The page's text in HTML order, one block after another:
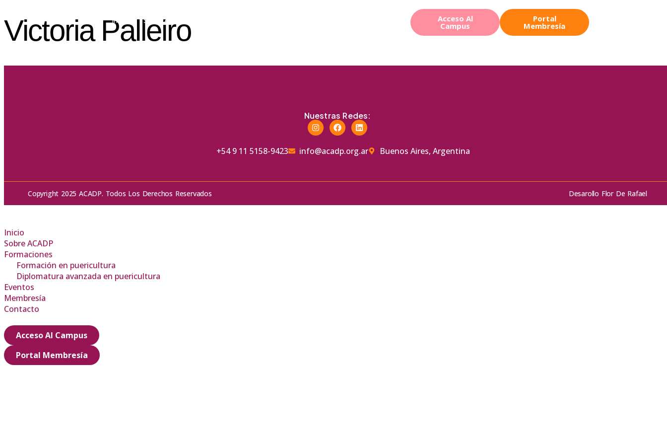
Inicio Sobre ACADP Acceso Al
Campus
Portal
Membresía
Victoria Palleiro
+54 9 11 5158-9423 info@acadp.org.ar Buenos Aires, Argentina
Nuestras Redes:
Copyright 2025 ACADP. Todos Los Derechos Reservados Desarollo Flor De Rafael
Inicio
Sobre ACADP
Formaciones
Formación en puericultura
Diplomatura avanzada en puericultura
Eventos
Membresía
Contacto
Acceso Al Campus
Portal Membresía